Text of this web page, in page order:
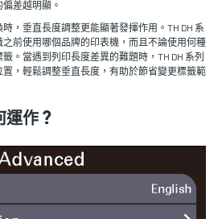
差越明顯。
，垂直長度調整更能顯著發揮作用。TH DH 系
前使用哪個品牌的印表機，而且不論使用何種
。當遇到列印長度差異的難題時，TH DH 系列
，輕鬆調整垂直長度，有助於節省變更標籤範
運作？